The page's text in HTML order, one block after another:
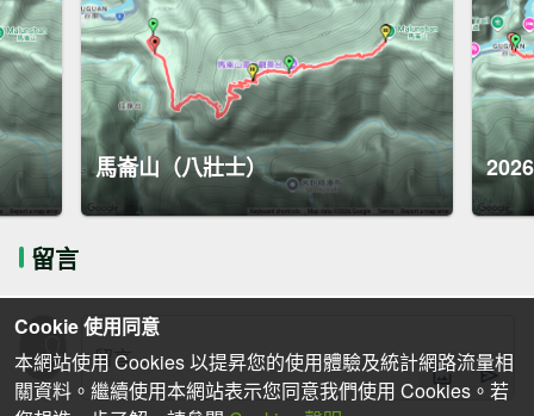
馬崙山（八壯士）
留言
Cookie 使用同意
本網站使用 Cookies 以提昇您的使用體驗及統計網路流量相
關資料。繼續使用本網站表示您同意我們使用 Cookies。若